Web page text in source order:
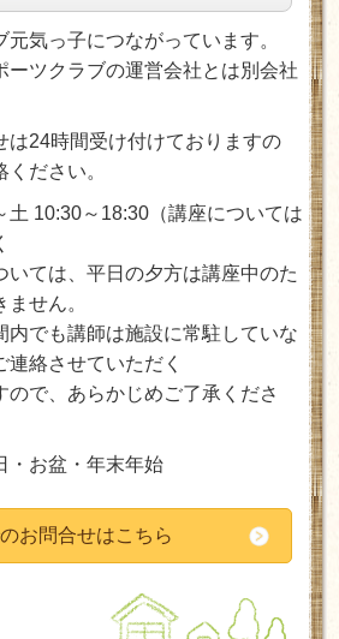
気っ子につながっています。
ツクラブの運営会社とは別会社
は24時間受け付けておりますの
ださい。
土 10:30～18:30 （講座については
いては、平日の夕方は講座中のた
せん。
でも講師は施設に常駐していな
絡させていただく
ので、あらかじめご了承くださ
・お盆・年末年始
お問合せはこちら